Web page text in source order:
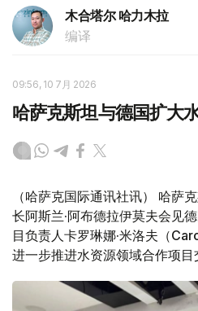
木合塔尔 哈力木拉
编译
09:56, 10 7月 2026
哈萨克斯坦与德国扩大
（哈萨克国际通讯社讯） 哈萨
长阿斯兰·阿布德拉伊莫夫会见
目负责人卡罗琳娜·米洛夫（
进一步推进水资源领域合作项目